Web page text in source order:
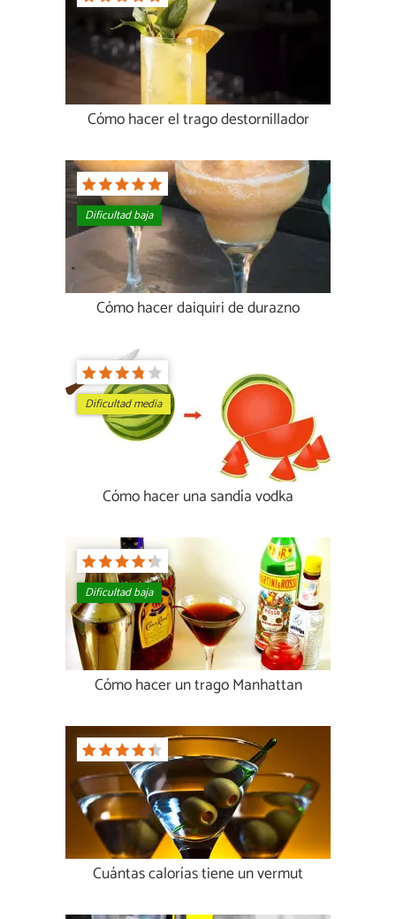
Cómo hacer el trago destornillador
Dificultad baja
Cómo hacer daiquiri de durazno
Dificultad media
Cómo hacer una sandía vodka
Dificultad baja
Cómo hacer un trago Manhattan
Cuántas calorías tiene un vermut